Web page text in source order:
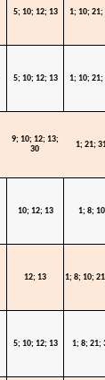
5; 10; 12; 13 1; 10; 21;
5; 10; 12; 13 1; 10; 21;
9; 10; 12; 13;
30
1; 21;
10; 12; 13 1; 8; 10
12; 13 1; 8; 10;
5; 10; 12; 13 1; 8; 21;